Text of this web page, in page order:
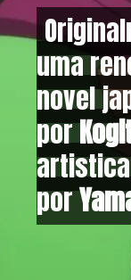
uma
novel
por
por
uma
novel
por
por